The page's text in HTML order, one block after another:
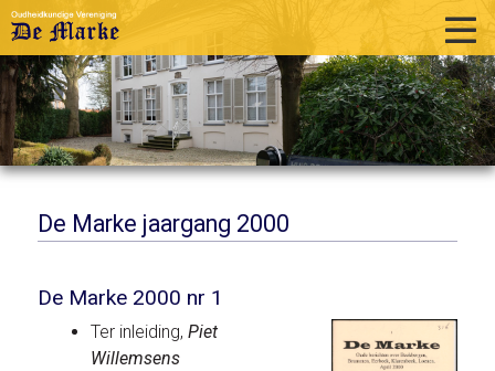
home
historie
activiteiten
contact
De Marke jaargang 2000
De Marke 2000 nr 1
Ter inleiding,Piet
Willemsens